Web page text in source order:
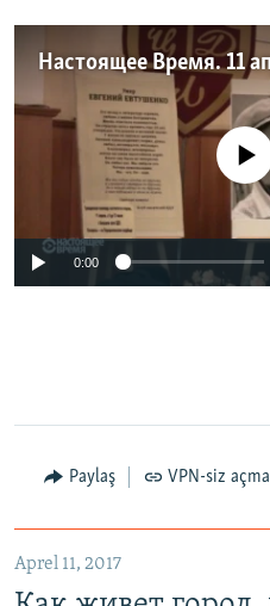
Настоящее Время. 11
No media source
0:00
Paylaş VPN-siz
Aprel 11, 2017